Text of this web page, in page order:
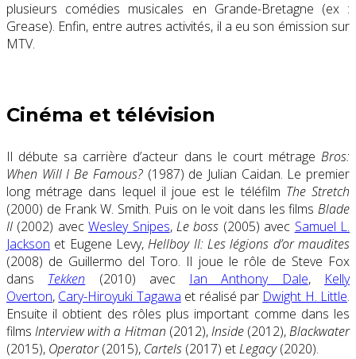
plusieurs comédies musicales en Grande-Bretagne (ex :
Grease). Enfin, entre autres activités, il a eu son émission sur
MTV.
Cinéma et télévision
Il débute sa carrière d’acteur dans le court métrage Bros:
When Will I Be Famous?(1987) de Julian Caidan. Le premier
long métrage dans lequel il joue est le téléfilm The Stretch
(2000) de Frank W. Smith. Puis on le voit dans les films Blade
II (2002) avecWesley Snipes,Le boss (2005) avec Samuel L.
Jackson et Eugene Levy,Hellboy II: Les légions d’or maudites
(2008) de Guillermo del Toro. Il joue le rôle de Steve Fox
dans Tekken (2010) avec Ian Anthony Dale, Kelly
Overton, Cary-Hiroyuki Tagawa et réalisé par Dwight H. Little.
Ensuite il obtient des rôles plus important comme dans les
filmsInterview with a Hitman (2012),Inside(2012),Blackwater
(2015), Operator(2015), Cartels (2017) etLegacy(2020).